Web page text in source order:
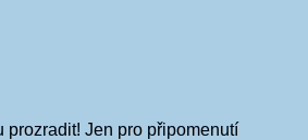
prozradit! Jen pro připomenutí